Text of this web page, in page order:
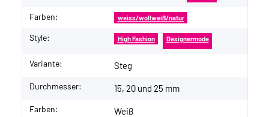
Farben: weiss/wollweiß/natur
Style: High Fashion Designermode
Variante: Steg
Durchmesser: 15, 20 und 25 mm
Farben: Weiß